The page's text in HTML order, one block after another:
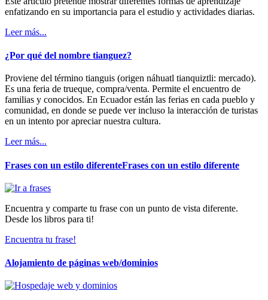
enfatizando en su importancia para el estudio y actividades diarias.
Leer más...
¿Por qué del nombre tianguez?
Proviene del término tianguis (origen náhuatl tianquiztli: mercado).
Es una feria de trueque, compra/venta. Permite el encuentro de
familias y conocidos. En Ecuador están las ferias en cada pueblo y
comunidad, en donde se puede ver incluso la interacción de turistas
en un intento por apreciar nuestra cultura.
Leer más...
Frases con un estilo diferenteFrases con un estilo diferente
Encuentra y comparte tu frase con un punto de vista diferente.
Desde los libros para ti!
Encuentra tu frase!
Alojamiento de páginas web/dominios